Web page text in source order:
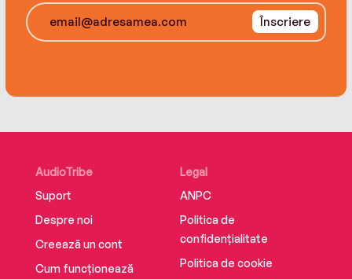
Înscriere
AudioTribe
Suport
Despre noi
Creează un cont
Cum funcționează
Legal
ANPC
Politica de
confidențialitate
Politica de cookie